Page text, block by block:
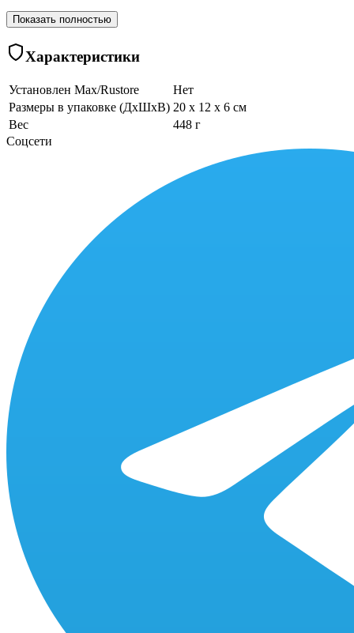
Показать полностью
Характеристики
Установлен Max/Rustore
Нет
Размеры в упаковке (ДхШхВ) 20 x 12 x 6 см
Вес
448 г
Соцсети